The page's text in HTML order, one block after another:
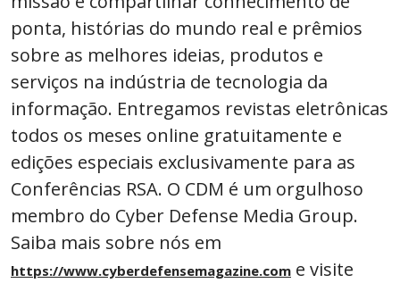
ponta, histórias do mundo real e prêmios
sobre as melhores ideias, produtos e
serviços na indústria de tecnologia da
informação. Entregamos revistas eletrônicas
todos os meses online gratuitamente e
edições especiais exclusivamente para as
Conferências RSA. O CDM é um orgulhoso
membro do Cyber ​​Defense Media Group.
Saiba mais sobre nós em
https://www.cyberdefensemagazine.com e visite